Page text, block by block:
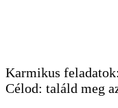
Karmikus
Célod: találd meg